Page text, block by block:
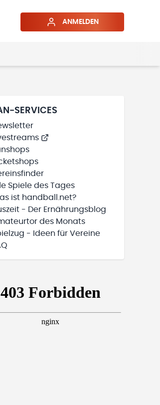
ANMELDEN
GELADEN
SERVICES
Spiele des Tages
ist handball.net?
- Der Ernährungsblog
des Monats
- Ideen für Vereine